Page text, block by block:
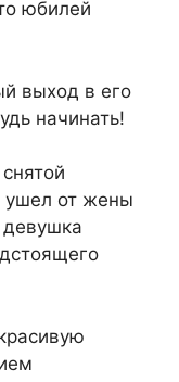
юбилей
выход в его
начинать!
ушел от жены